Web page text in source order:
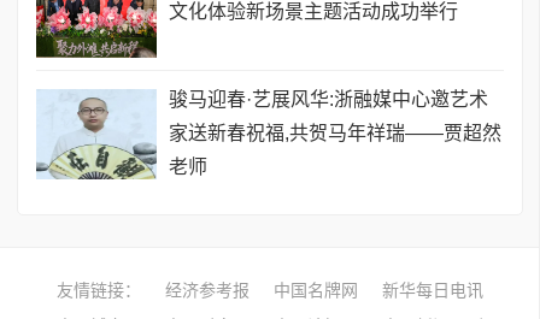
文化体验新场景主题活动成功举行
骏马迎春·艺展风华:浙融媒中心邀艺术
家送新春祝福,共贺马年祥瑞——贾超然
老师
友情链接： 经济参考报 中国名牌网
新华每日电讯